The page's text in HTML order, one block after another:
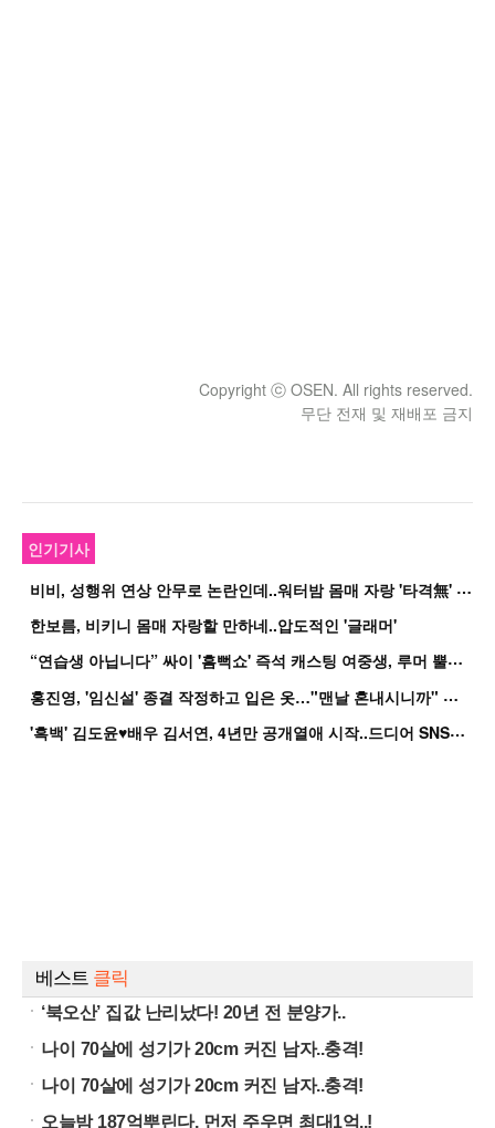
Copyright ⓒ OSEN. All rights reserved.
무단 전재 및 재배포 금지
인기기사
비
비, 성행위 연상 안무로 논란인데..워터밤 몸매 자랑 '타격無' 근황
한보름, 비키니 몸매 자랑할 만하네..압도적인 '글래머'
“
연습생 아닙니다” 싸이 '흠뻑쇼' 즉석 캐스팅 여중생, 루머 뿔났다[Oh!쎈 이...
홍
진영, '임신설' 종결 작정하고 입은 옷…"맨날 혼내시니까" 억울
'
흑백' 김도윤♥배우 김서연, 4년만 공개열애 시작..드디어 SNS에 노출 [핫피...